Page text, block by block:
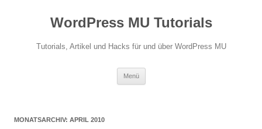
WordPress MU Tutorials
Tutorials, Artikel und Hacks für und über WordPress MU
Menü
MONATSARCHIV: APRIL 2010